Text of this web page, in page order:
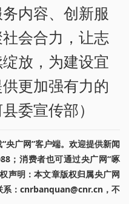
内容、创新服
会合力，让志
放，为建设宜
更加强有力的
委宣传部）
央广网”客户端。欢迎提供新闻
；消费者也可通过央广网“啄
声明：本文章版权归属央广网
系：cnrbanquan@cnr.cn，不